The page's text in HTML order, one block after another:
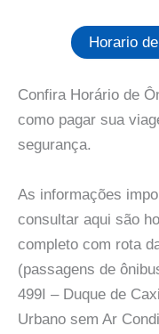
Horario
Confira Horário de
como pagar sua
segurança.
As informações
consultar aqui são
completo com rota
(passagens de
499I – Duque de
Urbano sem Ar